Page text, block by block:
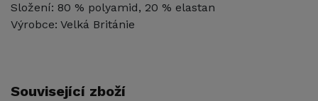
Složení: 80 % polyamid, 20 % elastan
Výrobce: Velká Británie
Související zboží